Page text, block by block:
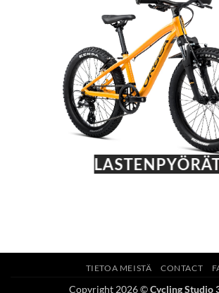
TIETOA MEISTÄ CONTACT
Copyright 2026 ©Cycling Studio